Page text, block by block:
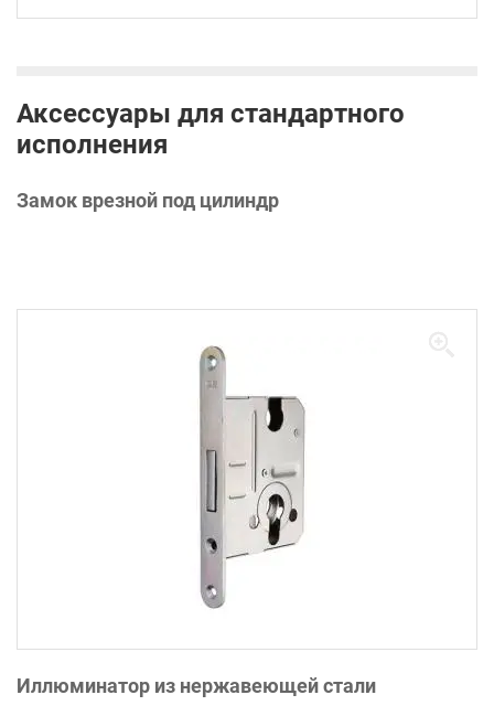
Аксессуары для стандартного
исполнения
Замок врезной под цилиндр
Иллюминатор из нержавеющей стали